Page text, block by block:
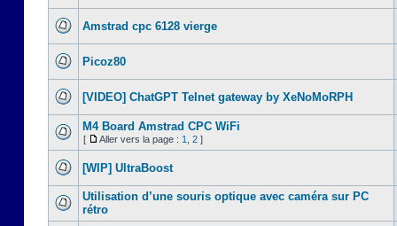
Amstrad cpc 6128 vierge
Picoz80
[VIDEO] ChatGPT Telnet gateway by XeNoMoRPH
M4 Board Amstrad CPC WiFi
[ Aller vers la page : 1 2 ]
[WIP] UltraBoost
Utilisation d’une souris optique avec caméra sur PC
rétro